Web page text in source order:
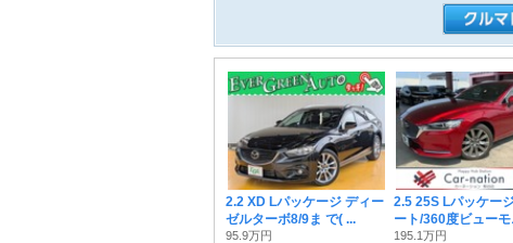
2.2 XD Lパッケージ ディー
ゼルターボ8/9ま で( ...
95.9万円
2.5 25S Lパッケー
ート/360度ビューモ
195.1万円